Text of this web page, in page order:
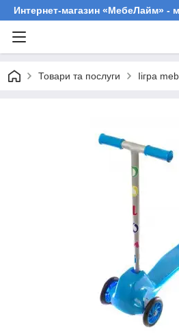
Интернет-магазин «МебеЛайм»
Товари та послуги Іігра